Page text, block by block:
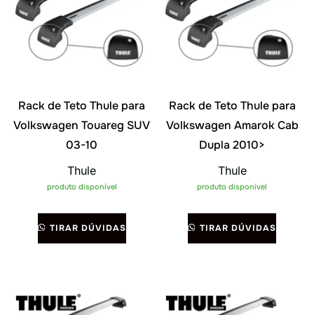
Rack de Teto Thule para
Volkswagen Touareg SUV
03-10
Thule
produto disponível
TIRAR DÚVIDAS
Rack de Teto Thule para
Volkswagen Amarok Cab
Dupla 2010>
Thule
produto disponível
TIRAR DÚVIDAS